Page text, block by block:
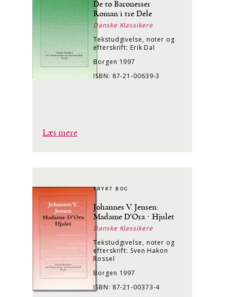
De to Baronesser
Roman i tre Dele
Danske Klassikere
Tekstudgivelse, noter og
efterskrift: Erik Dal
Borgen 1997
ISBN: 87-21-00639-3
Læs mere
TRYKT BOG
Johannes V. Jensen:
Madame D'Ora · Hjulet
Danske Klassikere
Tekstudgivelse, noter og
efterskrift: Sven Hakon
Rossel
Borgen 1997
ISBN: 87-21-00373-4